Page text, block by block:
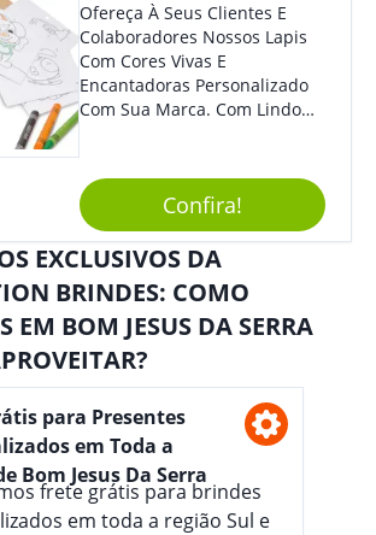
Ofereça À Seus Clientes E
Colaboradores Nossos Lapis
Com Cores Vivas E
Encantadoras Personalizado
Com Sua Marca. Com Lindo
Perfeito, Não É?!
Confira!
EXCLUSIVOS DA
BRINDES: COMO
EM BOM JESUS DA SERRA
para Presentes
em Toda a
Bom Jesus Da Serra
frete grátis para brindes
em toda a região Sul e